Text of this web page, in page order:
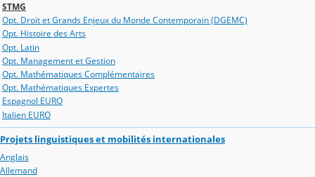
STMG
Opt. Droit et Grands Enjeux du Monde Contemporain (DGEMC)
Opt. Histoire des Arts
Opt. Latin
Opt. Management et Gestion
Opt. Mathématiques Complémentaires
Opt. Mathématiques Expertes
Espagnol EURO
Italien EURO
Projets linguistiques et mobilités internationales
Anglais
Allemand